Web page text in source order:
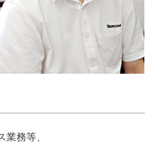
務等、